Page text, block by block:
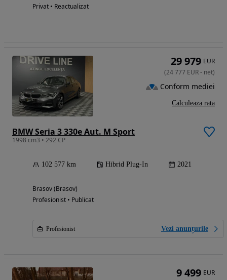
Privat • Reactualizat
BMW Seria 3 330e Aut. M Sport
1998 cm3 • 292 CP
102 577 km Hibrid Plug-In 2021
Brasov (Brasov)
Profesionist • Publicat
Profesionist Vezi anunțurile
29 979 EUR
(24 777 EUR- net)
Conform mediei
Calculeaza rata
9 499 EUR